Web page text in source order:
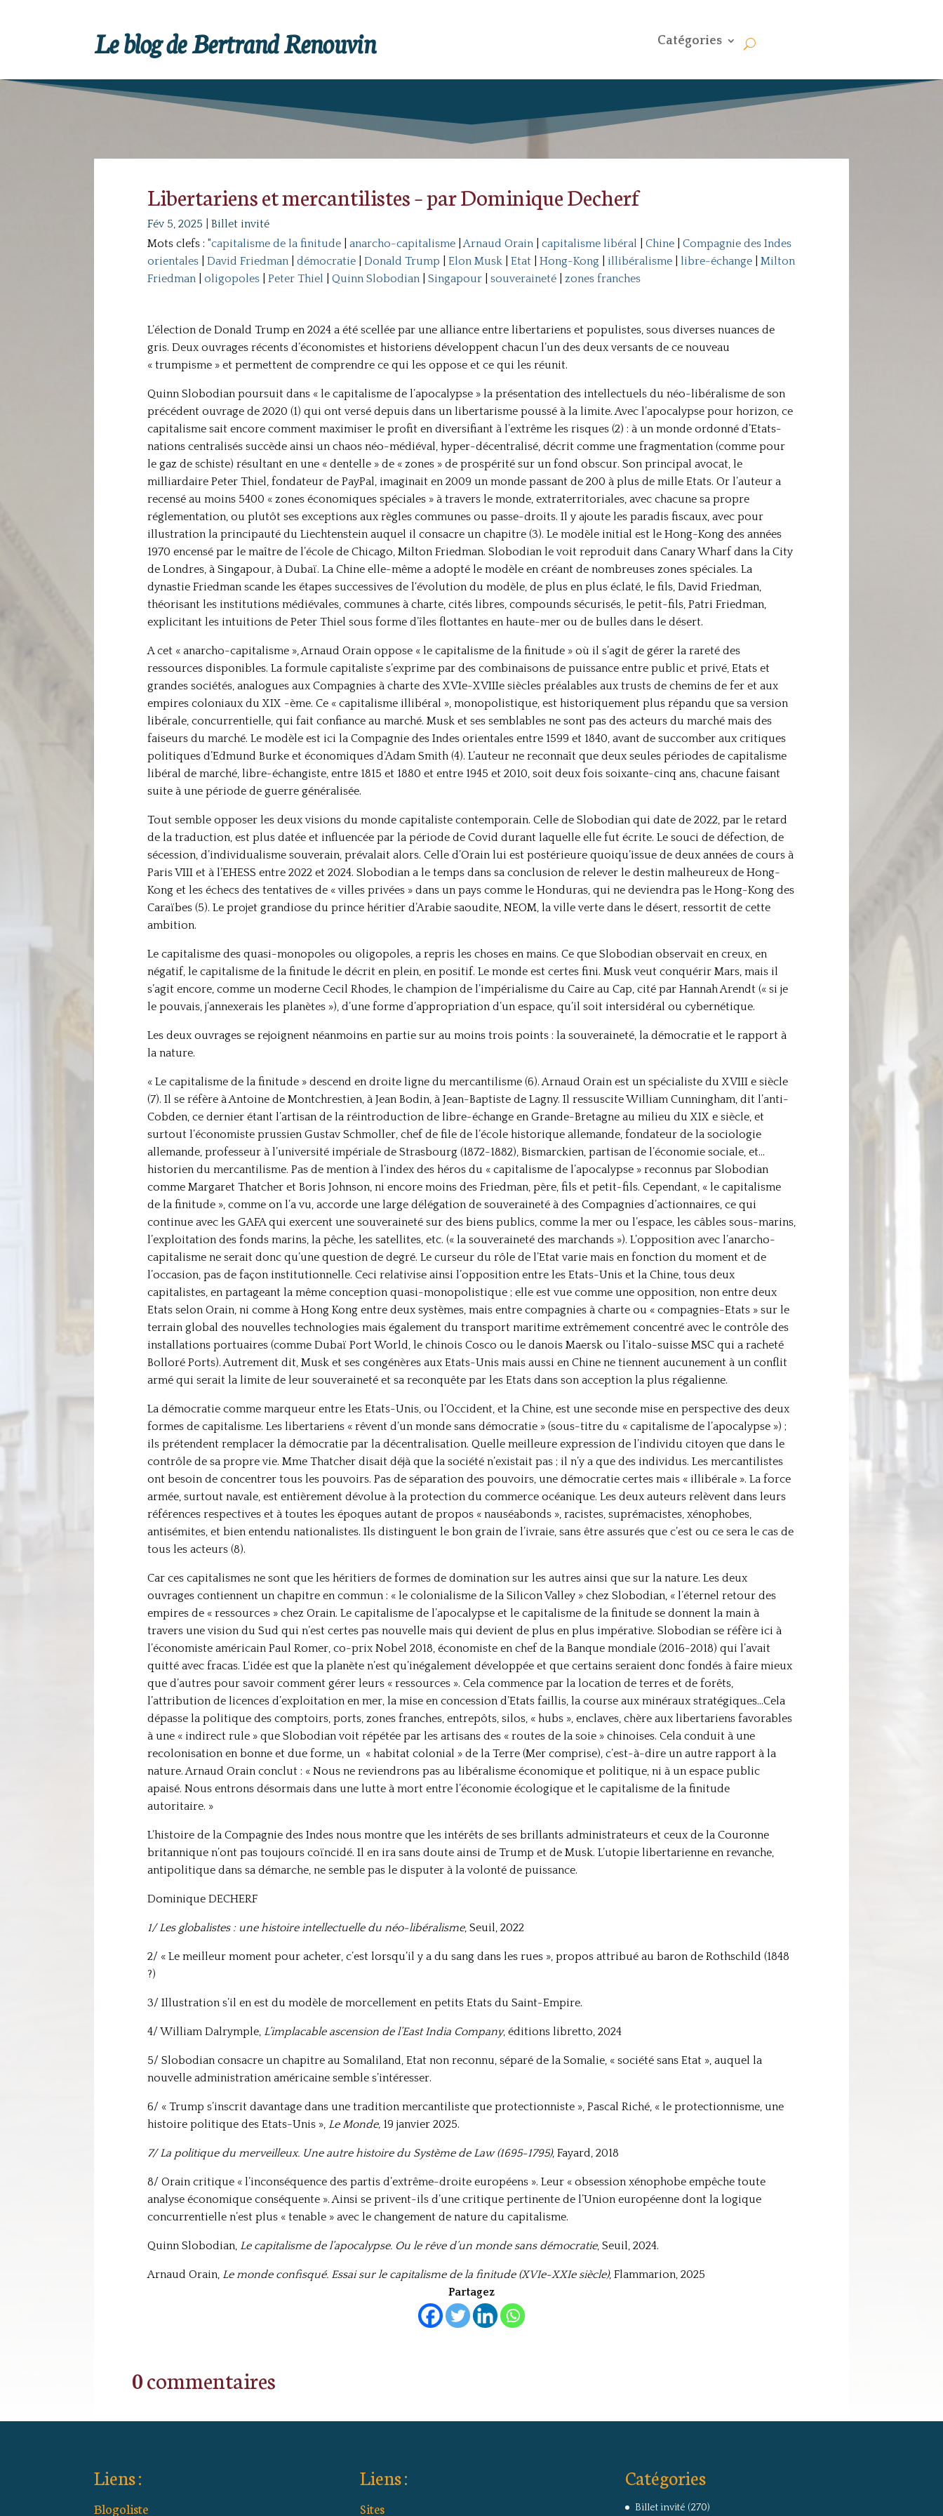
Le blog de Bertrand Renouvin Catégories
Libertariens et mercantilistes – par Dominique Decherf
Fév 5, 2025
Billet invité
Mots clefs : "capitalisme de la finitude| anarcho-capitalisme|Arnaud Orain| capitalisme libéral Chine| Compagnie des Indes
orientales| David Friedman| démocratie| Donald Trump Elon Musk| Etat| Hong-Kong illibéralisme| libre-échange| Milton
Friedman| oligopoles| Peter Thiel Quinn Slobodian| Singapour| souveraineté| zones franches
L’élection de Donald Trump en 2024 a été scellée par une alliance entre libertariens et populistes, sous diverses nuances de
gris. Deux ouvrages récents d’économistes et historiens développent chacun l’un des deux versants de ce nouveau
« trumpisme » et permettent de comprendre ce qui les oppose et ce qui les réunit.
Quinn Slobodian poursuit dans « le capitalisme de l’apocalypse » la présentation des intellectuels du néo-libéralisme de son
précédent ouvrage de 2020 (1) qui ont versé depuis dans un libertarisme poussé à la limite. Avec l’apocalypse pour horizon, ce
capitalisme sait encore comment maximiser le profit en diversifiant à l’extrême les risques (2) : à un monde ordonné d’Etats-
nations centralisés succède ainsi un chaos néo-médiéval, hyper-décentralisé, décrit comme une fragmentation (comme pour
le gaz de schiste) résultant en une « dentelle » de « zones » de prospérité sur un fond obscur. Son principal avocat, le
milliardaire Peter Thiel, fondateur de PayPal, imaginait en 2009 un monde passant de 200 à plus de mille Etats. Or l’auteur a
recensé au moins 5400 « zones économiques spéciales » à travers le monde, extraterritoriales, avec chacune sa propre
réglementation, ou plutôt ses exceptions aux règles communes ou passe-droits. Il y ajoute les paradis fiscaux, avec pour
illustration la principauté du Liechtenstein auquel il consacre un chapitre (3). Le modèle initial est le Hong-Kong des années
1970 encensé par le maître de l’école de Chicago, Milton Friedman. Slobodian le voit reproduit dans Canary Wharf dans la City
de Londres, à Singapour, à Dubaï. La Chine elle-même a adopté le modèle en créant de nombreuses zones spéciales. La
dynastie Friedman scande les étapes successives de l‘évolution du modèle, de plus en plus éclaté, le fils, David Friedman,
théorisant les institutions médiévales, communes à charte, cités libres, compounds sécurisés, le petit-fils, Patri Friedman,
explicitant les intuitions de Peter Thiel sous forme d’îles flottantes en haute-mer ou de bulles dans le désert.
A cet « anarcho-capitalisme », Arnaud Orain oppose « le capitalisme de la finitude » où il s’agit de gérer la rareté des
ressources disponibles. La formule capitaliste s’exprime par des combinaisons de puissance entre public et privé, Etats et
grandes sociétés, analogues aux Compagnies à charte des XVIe-XVIIIe siècles préalables aux trusts de chemins de fer et aux
empires coloniaux du XIX -ème. Ce « capitalisme illibéral », monopolistique, est historiquement plus répandu que sa version
libérale, concurrentielle, qui fait confiance au marché. Musk et ses semblables ne sont pas des acteurs du marché mais des
faiseurs du marché. Le modèle est ici la Compagnie des Indes orientales entre 1599 et 1840, avant de succomber aux critiques
politiques d’Edmund Burke et économiques d’Adam Smith (4). L’auteur ne reconnaît que deux seules périodes de capitalisme
libéral de marché, libre-échangiste, entre 1815 et 1880 et entre 1945 et 2010, soit deux fois soixante-cinq ans, chacune faisant
suite à une période de guerre généralisée.
Tout semble opposer les deux visions du monde capitaliste contemporain. Celle de Slobodian qui date de 2022, par le retard
de la traduction, est plus datée et influencée par la période de Covid durant laquelle elle fut écrite. Le souci de défection, de
sécession, d’individualisme souverain, prévalait alors. Celle d’Orain lui est postérieure quoiqu’issue de deux années de cours à
Paris VIII et à l’EHESS entre 2022 et 2024. Slobodian a le temps dans sa conclusion de relever le destin malheureux de Hong-
Kong et les échecs des tentatives de « villes privées » dans un pays comme le Honduras, qui ne deviendra pas le Hong-Kong des
Caraïbes (5). Le projet grandiose du prince héritier d’Arabie saoudite, NEOM, la ville verte dans le désert, ressortit de cette
ambition.
Le capitalisme des quasi-monopoles ou oligopoles, a repris les choses en mains. Ce que Slobodian observait en creux, en
négatif, le capitalisme de la finitude le décrit en plein, en positif. Le monde est certes fini. Musk veut conquérir Mars, mais il
s’agit encore, comme un moderne Cecil Rhodes, le champion de l’impérialisme du Caire au Cap, cité par Hannah Arendt (« si je
le pouvais, j’annexerais les planètes »), d’une forme d’appropriation d’un espace, qu’il soit intersidéral ou cybernétique.
Les deux ouvrages se rejoignent néanmoins en partie sur au moins trois points : la souveraineté, la démocratie et le rapport à
la nature.
« Le capitalisme de la finitude » descend en droite ligne du mercantilisme (6). Arnaud Orain est un spécialiste du XVIII e siècle
(7). Il se réfère à Antoine de Montchrestien, à Jean Bodin, à Jean-Baptiste de Lagny. Il ressuscite William Cunningham, dit l’anti-
Cobden, ce dernier étant l’artisan de la réintroduction de libre-échange en Grande-Bretagne au milieu du XIX e siècle, et
surtout l’économiste prussien Gustav Schmoller, chef de file de l’école historique allemande, fondateur de la sociologie
allemande, professeur à l’université impériale de Strasbourg (1872-1882), Bismarckien, partisan de l’économie sociale, et…
historien du mercantilisme. Pas de mention à l’index des héros du « capitalisme de l’apocalypse » reconnus par Slobodian
comme Margaret Thatcher et Boris Johnson, ni encore moins des Friedman, père, fils et petit-fils. Cependant, « le capitalisme
de la finitude », comme on l’a vu, accorde une large délégation de souveraineté à des Compagnies d’actionnaires, ce qui
continue avec les GAFA qui exercent une souveraineté sur des biens publics, comme la mer ou l’espace, les câbles sous-marins,
l’exploitation des fonds marins, la pêche, les satellites, etc. (« la souveraineté des marchands »). L’opposition avec l’anarcho-
capitalisme ne serait donc qu’une question de degré. Le curseur du rôle de l’Etat varie mais en fonction du moment et de
l’occasion, pas de façon institutionnelle. Ceci relativise ainsi l’opposition entre les Etats-Unis et la Chine, tous deux
capitalistes, en partageant la même conception quasi-monopolistique ; elle est vue comme une opposition, non entre deux
Etats selon Orain, ni comme à Hong Kong entre deux systèmes, mais entre compagnies à charte ou « compagnies-Etats » sur le
terrain global des nouvelles technologies mais également du transport maritime extrêmement concentré avec le contrôle des
installations portuaires (comme Dubaï Port World, le chinois Cosco ou le danois Maersk ou l’italo-suisse MSC qui a racheté
Bolloré Ports). Autrement dit, Musk et ses congénères aux Etats-Unis mais aussi en Chine ne tiennent aucunement à un conflit
armé qui serait la limite de leur souveraineté et sa reconquête par les Etats dans son acception la plus régalienne.
La démocratie comme marqueur entre les Etats-Unis, ou l’Occident, et la Chine, est une seconde mise en perspective des deux
formes de capitalisme. Les libertariens « rêvent d’un monde sans démocratie » (sous-titre du « capitalisme de l’apocalypse ») ;
ils prétendent remplacer la démocratie par la décentralisation. Quelle meilleure expression de l’individu citoyen que dans le
contrôle de sa propre vie. Mme Thatcher disait déjà que la société n’existait pas ; il n’y a que des individus. Les mercantilistes
ont besoin de concentrer tous les pouvoirs. Pas de séparation des pouvoirs, une démocratie certes mais « illibérale ». La force
armée, surtout navale, est entièrement dévolue à la protection du commerce océanique. Les deux auteurs relèvent dans leurs
références respectives et à toutes les époques autant de propos « nauséabonds », racistes, suprémacistes, xénophobes,
antisémites, et bien entendu nationalistes. Ils distinguent le bon grain de l’ivraie, sans être assurés que c’est ou ce sera le cas de
tous les acteurs (8).
Car ces capitalismes ne sont que les héritiers de formes de domination sur les autres ainsi que sur la nature. Les deux
ouvrages contiennent un chapitre en commun : « le colonialisme de la Silicon Valley » chez Slobodian, « l’éternel retour des
empires de « ressources » chez Orain. Le capitalisme de l’apocalypse et le capitalisme de la finitude se donnent la main à
travers une vision du Sud qui n’est certes pas nouvelle mais qui devient de plus en plus impérative. Slobodian se réfère ici à
l’économiste américain Paul Romer, co-prix Nobel 2018, économiste en chef de la Banque mondiale (2016-2018) qui l’avait
quitté avec fracas. L’idée est que la planète n’est qu’inégalement développée et que certains seraient donc fondés à faire mieux
que d’autres pour savoir comment gérer leurs « ressources ». Cela commence par la location de terres et de forêts,
l’attribution de licences d’exploitation en mer, la mise en concession d’Etats faillis, la course aux minéraux stratégiques…Cela
dépasse la politique des comptoirs, ports, zones franches, entrepôts, silos, « hubs », enclaves, chère aux libertariens favorables
à une « indirect rule » que Slobodian voit répétée par les artisans des « routes de la soie » chinoises. Cela conduit à une
recolonisation en bonne et due forme, un « habitat colonial » de la Terre (Mer comprise), c’est-à-dire un autre rapport à la
nature. Arnaud Orain conclut : « Nous ne reviendrons pas au libéralisme économique et politique, ni à un espace public
apaisé. Nous entrons désormais dans une lutte à mort entre l’économie écologique et le capitalisme de la finitude
autoritaire. »
L’histoire de la Compagnie des Indes nous montre que les intérêts de ses brillants administrateurs et ceux de la Couronne
britannique n’ont pas toujours coïncidé. Il en ira sans doute ainsi de Trump et de Musk. L’utopie libertarienne en revanche,
antipolitique dans sa démarche, ne semble pas le disputer à la volonté de puissance.
Dominique DECHERF
1/ Les globalistes : une histoire intellectuelle du néo-libéralisme, Seuil, 2022
2/ « Le meilleur moment pour acheter, c’est lorsqu’il y a du sang dans les rues », propos attribué au baron de Rothschild (1848
?)
3/ Illustration s’il en est du modèle de morcellement en petits Etats du Saint-Empire.
4/ William Dalrymple, L’implacable ascension de l’East India Company, éditions libretto, 2024
5/ Slobodian consacre un chapitre au Somaliland, Etat non reconnu, séparé de la Somalie, « société sans Etat », auquel la
nouvelle administration américaine semble s’intéresser.
6/ « Trump s’inscrit davantage dans une tradition mercantiliste que protectionniste », Pascal Riché, « le protectionnisme, une
histoire politique des Etats-Unis », Le Monde, 19 janvier 2025.
7/ La politique du merveilleux. Une autre histoire du Système de Law (1695-1795), Fayard, 2018
8/ Orain critique « l’inconséquence des partis d’extrême-droite européens ». Leur « obsession xénophobe empêche toute
analyse économique conséquente ». Ainsi se privent-ils d’une critique pertinente de l’Union européenne dont la logique
concurrentielle n’est plus « tenable » avec le changement de nature du capitalisme.
Quinn Slobodian, Le capitalisme de l’apocalypse. Ou le rêve d’un monde sans démocratie, Seuil, 2024.
Arnaud Orain, Le monde confisqué. Essai sur le capitalisme de la finitude (XVIe-XXIe siècle), Flammarion, 2025
Partagez
0 commentaires
Liens :
Blogoliste
Liens :
Sites
Catégories
Billet invité (270)